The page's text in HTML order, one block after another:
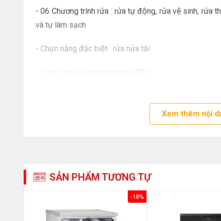
- 06 Chương trình rửa : rửa tự động, rửa vệ sinh, rửa
và tự làm sạch
- Chức năng đặc biệt : rửa nửa tải
Xem thêm nội
SẢN PHẨM TƯƠNG TỰ
-18%